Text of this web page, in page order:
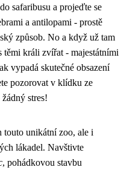
safaribusu a projeďte se
a antilopami - prostě
způsob. No a když už tam
těmi králi zvířat - majestátními
vypadá skutečné obsazení
pozorovat v klídku ze
stres!
touto unikátní zoo, ale i
lákadel. Navštivte
, pohádkovou stavbu